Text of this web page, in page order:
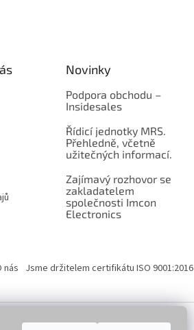
Novinky
Podpora obchodu –
Insidesales
Řídicí jednotky MRS.
Přehledně, včetně
užitečných informací.
Zajímavý rozhovor se
zakladatelem
společnosti Imcon
Electronics
nás Jsme držitelem certifikátu ISO 9001:2016